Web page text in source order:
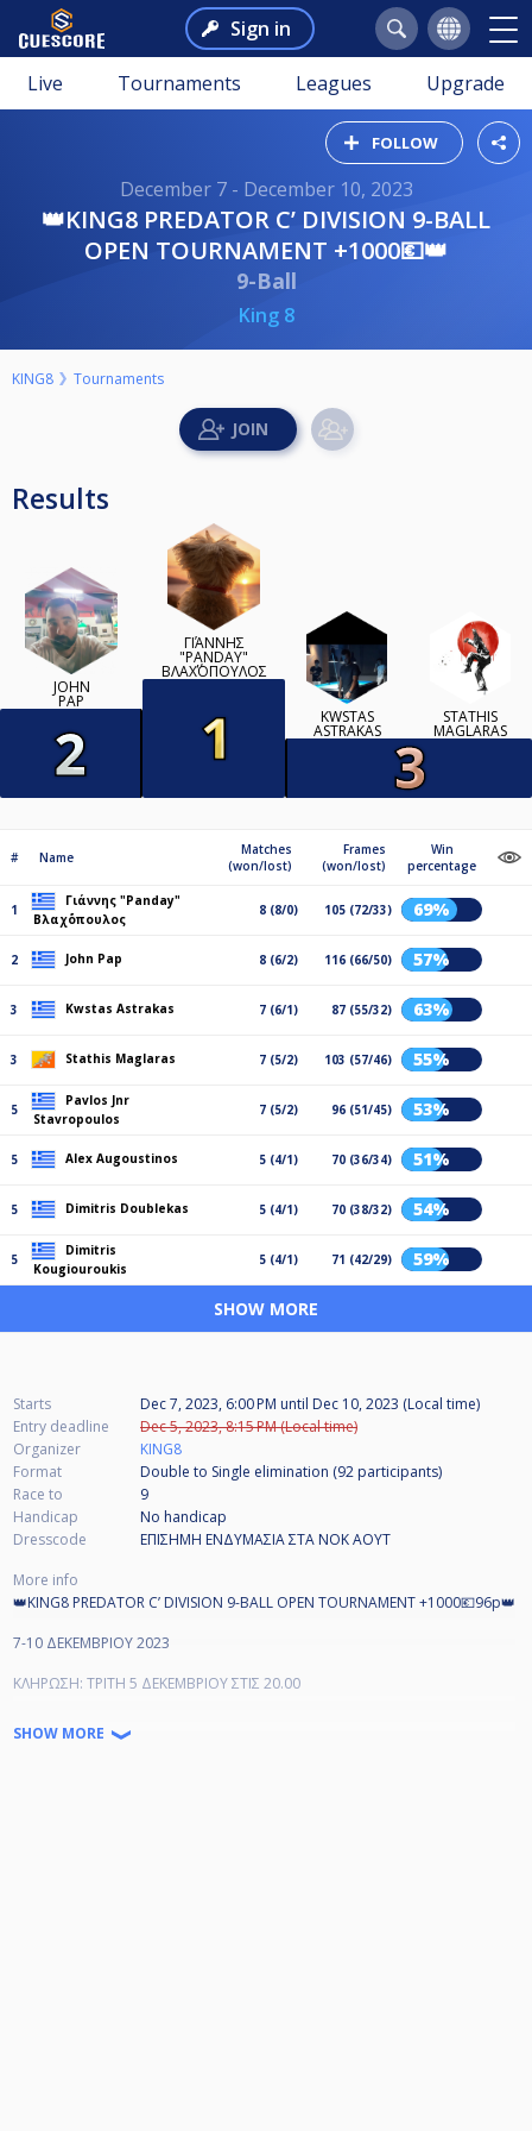
Sign in
Live Tournaments Leagues Upgrade
FOLLOW
December 7 - December 10, 2023
👑KING8 PREDATOR C’ DIVISION 9-BALL
OPEN TOURNAMENT +1000💶👑
9-Ball
King 8
KING8 Tournaments
Results
JOHN
PAP
ΓΙΆΝΝΗΣ
"PANDAY"
ΒΛΑΧ΄ΌΠΟΥΛΟΣ
KWSTAS
ASTRAKAS
STATHIS
MAGLARAS
# Name
Matches
(won/lost)
Frames
(won/lost)
Win
percentage
1
Γιάννης "Panday"
Βλαχ΄όπουλος
8 (8/0) 105 (72/33) 69%
2 John Pap 8 (6/2) 116 (66/50) 57%
3 Kwstas Astrakas 7 (6/1) 87 (55/32) 63%
3 Stathis Maglaras 7 (5/2) 103 (57/46) 55%
5
Pavlos Jnr
Stavropoulos
7 (5/2) 96 (51/45) 53%
5 Alex Augoustinos 5 (4/1) 70 (36/34) 51%
5 Dimitris Doublekas 5 (4/1) 70 (38/32) 54%
5
Dimitris
Kougiouroukis
5 (4/1) 71 (42/29) 59%
SHOW MORE
Starts Dec 7, 2023, 6:00 PM until Dec 10, 2023 (Local time)
Entry deadline
Dec 5, 2023, 8:15 PM (Local time)
Organizer
KING8
Format
Double to Single elimination (92 participants)
Race to
9
Handicap
No handicap
Dresscode
ΕΠΙΣΗΜΗ ΕΝΔΥΜΑΣΙΑ ΣΤΑ ΝΟΚ ΑΟΥΤ
More info
👑KING8 PREDATOR C’ DIVISION 9-BALL OPEN TOURNAMENT +1000💶96p👑
7-10 ΔΕΚΕΜΒΡΙΟΥ 2023
ΚΛΗΡΩΣΗ: ΤΡΙΤΗ 5 ΔΕΚΕΜΒΡΙΟΥ ΣΤΙΣ 20.00
ΕΠΑΘΛΑ: ΣΥΜΜΕΤΟΧΕΣ 1000💶 στην 96αδα
Minimum Bonus 600💶 Guaranteed
SHOW MORE